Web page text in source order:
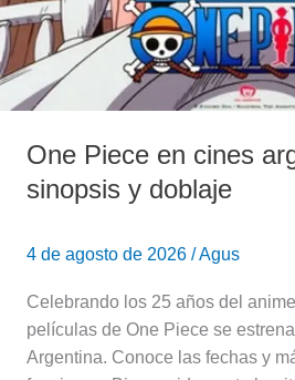
One Piece en cines
sinopsis y doblaje
4 de agosto de 2026 /Agus
Celebrando los 25 años del
películas de One Piece se
Argentina. Conoce las fechas y